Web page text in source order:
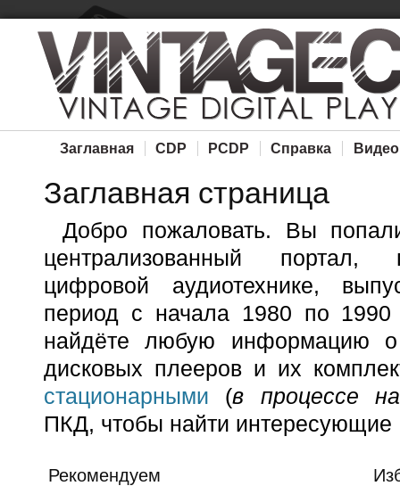
Заглавная CDP PCDP Справка Видео
Заглавная страница
Добро пожаловать. Вы
централизованный портал,
цифровой аудиотехнике,
период с начала 1980 по 1990
найдёте любую информацию о
дисковых плееров и их
стационарными (в процессе
ПКД, чтобы найти
Рекомендуем